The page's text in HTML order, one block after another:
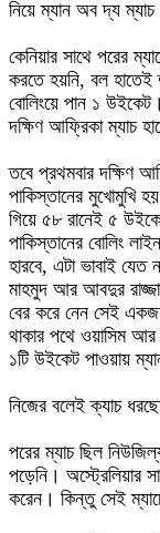
নিয়ে ম্যান অব দ্য
কেনিয়ার সাথে পরের
করতে হয়নি, বল হাতেই
বোলিংয়ে পান ১
দক্ষিণ আফ্রিকা ম্যাচ
তবে প্রথমবার দক্ষিণ
পাকিস্তানের মুখোমুখি
গিয়ে ৫৮ রানেই ৫
পাকিস্তানের বোলিং
হারবে, এটা ভাবাই
মাহমুদ আর আবদুর
বের করে নেন সেই
থাকার পথে ওয়াসিম আর
১টি উইকেট পাওয়ায়
নিজের বলেই ক্যাচ
পরের ম্যাচ ছিল
পড়েনি। অস্ট্রেলিয়ার
করেন। কিন্তু সেই